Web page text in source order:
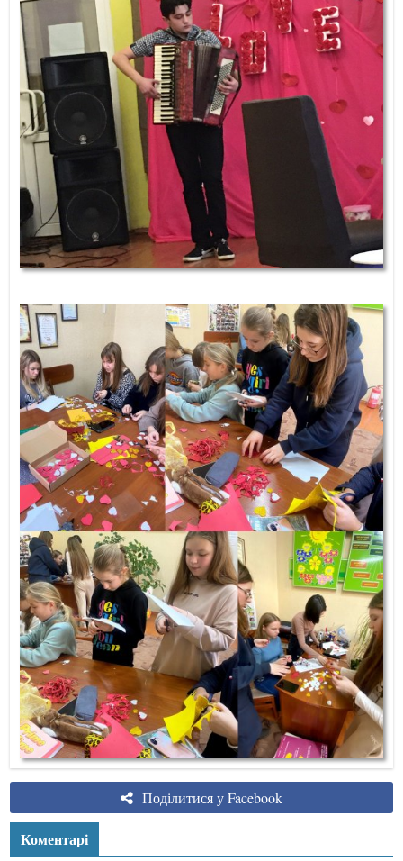
Поділитися у Facebook
Коментарі